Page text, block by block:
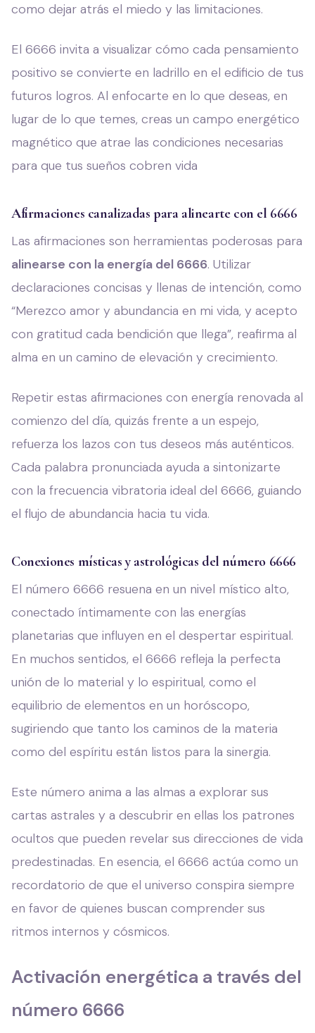
como dejar atrás el miedo y las limitaciones.
El 6666 invita a visualizar cómo cada pensamiento
positivo se convierte en ladrillo en el edificio de tus
futuros logros. Al enfocarte en lo que deseas, en
lugar de lo que temes, creas un campo energético
magnético que atrae las condiciones necesarias
para que tus sueños cobren vida
Afirmaciones canalizadas para alinearte con el 6666
Las afirmaciones son herramientas poderosas para
alinearse con la energía del 6666. Utilizar
declaraciones concisas y llenas de intención, como
“Merezco amor y abundancia en mi vida, y acepto
con gratitud cada bendición que llega”, reafirma al
alma en un camino de elevación y crecimiento.
Repetir estas afirmaciones con energía renovada al
comienzo del día, quizás frente a un espejo,
refuerza los lazos con tus deseos más auténticos.
Cada palabra pronunciada ayuda a sintonizarte
con la frecuencia vibratoria ideal del 6666, guiando
el flujo de abundancia hacia tu vida.
Conexiones místicas y astrológicas del número 6666
El número 6666 resuena en un nivel místico alto,
conectado íntimamente con las energías
planetarias que influyen en el despertar espiritual.
En muchos sentidos, el 6666 refleja la perfecta
unión de lo material y lo espiritual, como el
equilibrio de elementos en un horóscopo,
sugiriendo que tanto los caminos de la materia
como del espíritu están listos para la sinergia.
Este número anima a las almas a explorar sus
cartas astrales y a descubrir en ellas los patrones
ocultos que pueden revelar sus direcciones de vida
predestinadas. En esencia, el 6666 actúa como un
recordatorio de que el universo conspira siempre
en favor de quienes buscan comprender sus
ritmos internos y cósmicos.
Activación energética a través del
número 6666